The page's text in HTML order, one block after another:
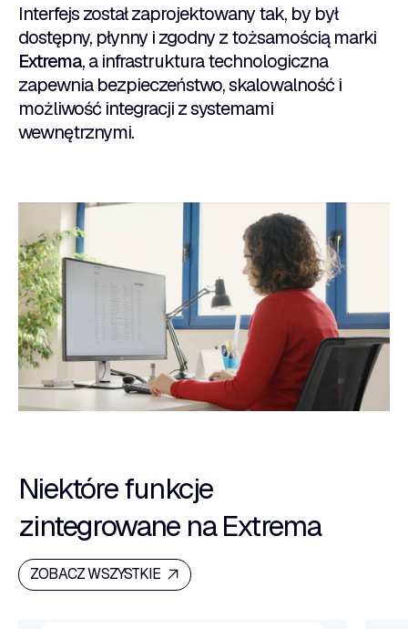
Interfejs został zaprojektowany tak, by był
dostępny, płynny i zgodny z tożsamością marki
Extrema, a infrastruktura technologiczna
zapewnia bezpieczeństwo, skalowalność i
możliwość integracji z systemami
wewnętrznymi.
Niektóre funkcje
zintegrowane na Extrema
ZOBACZ WSZYSTKIE